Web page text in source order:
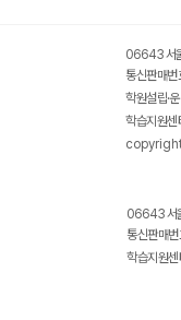
06643 서
통신판매
학원설립·
학습지원
06643 서
통신판매
학습지원